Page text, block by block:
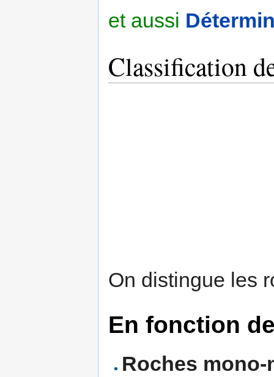
et aussi
Classification
On distingue les
En fonction
Roches mono-